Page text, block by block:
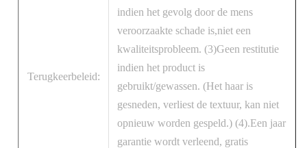
Terugkeerbeleid:
indien het gevolg door de mens
veroorzaakte schade is,niet een
kwaliteitsprobleem. (3)Geen restitutie
indien het product is
gebruikt/gewassen. (Het haar is
gesneden, verliest de textuur, kan niet
opnieuw worden gespeld.) (4).Een jaar
garantie wordt verleend, gratis